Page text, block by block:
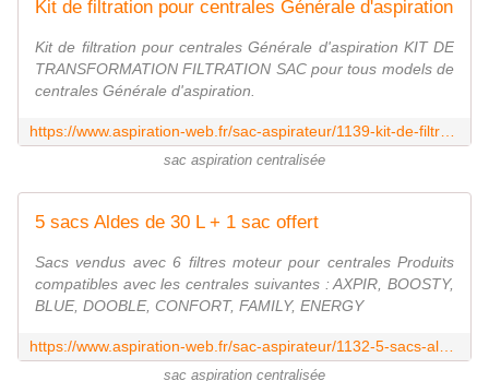
Kit de filtration pour centrales Générale d'aspiration
Kit de filtration pour centrales Générale d'aspiration KIT DE
TRANSFORMATION FILTRATION SAC pour tous models de
centrales Générale d'aspiration.
sac aspiration centralisée
5 sacs Aldes de 30 L + 1 sac offert
Sacs vendus avec 6 filtres moteur pour centrales Produits
compatibles avec les centrales suivantes : AXPIR, BOOSTY,
BLUE, DOOBLE, CONFORT, FAMILY, ENERGY
sac aspiration centralisée